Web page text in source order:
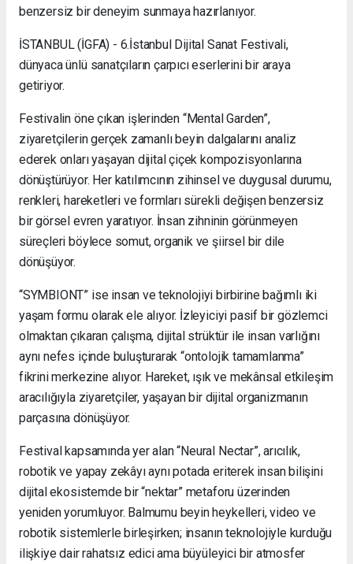
benzersiz bir deneyim sunmaya hazırlanıyor.
İSTANBUL (İGFA) - 6.İstanbul Dijital Sanat Festivali,
dünyaca ünlü sanatçıların çarpıcı eserlerini bir araya
getiriyor.
Festivalin öne çıkan işlerinden “Mental Garden”,
ziyaretçilerin gerçek zamanlı beyin dalgalarını analiz
ederek onları yaşayan dijital çiçek kompozisyonlarına
dönüştürüyor. Her katılımcının zihinsel ve duygusal durumu,
renkleri, hareketleri ve formları sürekli değişen benzersiz
bir görsel evren yaratıyor. İnsan zihninin görünmeyen
süreçleri böylece somut, organik ve şiirsel bir dile
dönüşüyor.
“SYMBIONT” ise insan ve teknolojiyi birbirine bağımlı iki
yaşam formu olarak ele alıyor. İzleyiciyi pasif bir gözlemci
olmaktan çıkaran çalışma, dijital strüktür ile insan varlığını
aynı nefes içinde buluşturarak “ontolojik tamamlanma”
fikrini merkezine alıyor. Hareket, ışık ve mekânsal etkileşim
aracılığıyla ziyaretçiler, yaşayan bir dijital organizmanın
parçasına dönüşüyor.
Festival kapsamında yer alan “Neural Nectar”, arıcılık,
robotik ve yapay zekâyı aynı potada eriterek insan bilişini
dijital ekosistemde bir “nektar” metaforu üzerinden
yeniden yorumluyor. Balmumu beyin heykelleri, video ve
robotik sistemlerle birleşirken; insanın teknolojiyle kurduğu
ilişkiye dair rahatsız edici ama büyüleyici bir atmosfer